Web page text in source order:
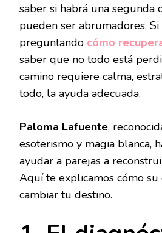
saber si habrá una segunda
pueden ser abrumadores. Si
preguntando cómo
saber que no todo está
camino requiere calma,
todo, la ayuda adecuada.
Paloma Lafuente,
esoterismo y magia blanca,
ayudar a parejas a
Aquí te explicamos cómo
cambiar tu destino.